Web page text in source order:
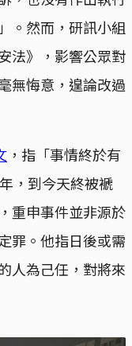
。然而，研訊小組
法》，影響公眾對
無悔意，遑論改過
，指「事情終於有
，到今天終被褫
重申事件並非源於
罪。他指日後或需
人為己任，對將來